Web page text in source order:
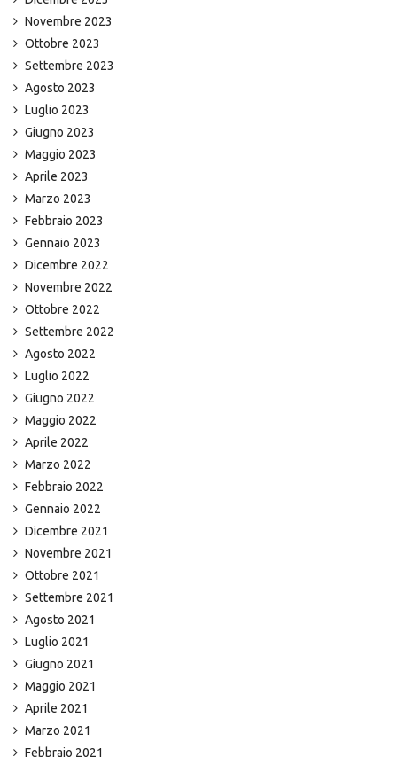
Novembre 2023
Ottobre 2023
Settembre 2023
Agosto 2023
Luglio 2023
Giugno 2023
Maggio 2023
Aprile 2023
Marzo 2023
Febbraio 2023
Gennaio 2023
Dicembre 2022
Novembre 2022
Ottobre 2022
Settembre 2022
Agosto 2022
Luglio 2022
Giugno 2022
Maggio 2022
Aprile 2022
Marzo 2022
Febbraio 2022
Gennaio 2022
Dicembre 2021
Novembre 2021
Ottobre 2021
Settembre 2021
Agosto 2021
Luglio 2021
Giugno 2021
Maggio 2021
Aprile 2021
Marzo 2021
Febbraio 2021